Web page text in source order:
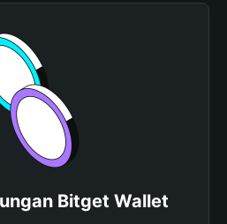
Bitget Wallet